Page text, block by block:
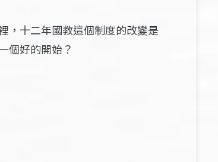
，十二年國教這個制度的改變是
個好的開始 ？